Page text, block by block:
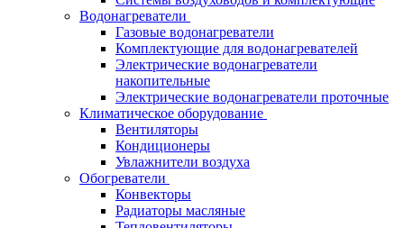
Водонагреватели
Газовые водонагреватели
Комплектующие для водонагревателей
Электрические водонагреватели
накопительные
Электрические водонагреватели проточные
Климатическое оборудование
Вентиляторы
Кондиционеры
Увлажнители воздуха
Обогреватели
Конвекторы
Радиаторы масляные